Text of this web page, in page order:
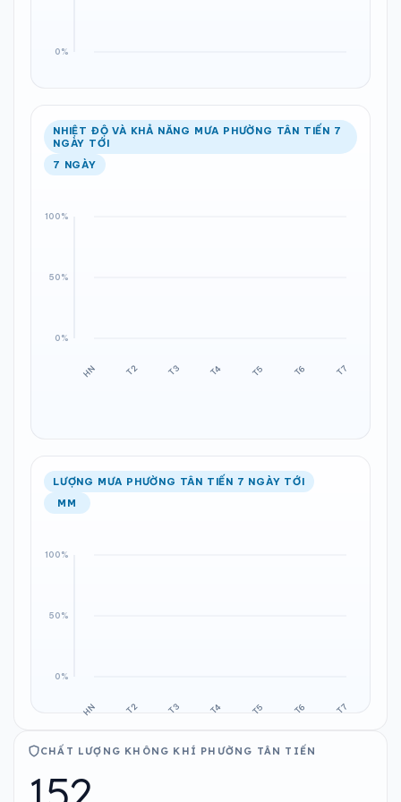
NHIỆT ĐỘ VÀ KHẢ NĂNG MƯA PHƯỜNG TÂN TIẾN 7
NGÀY TỚI
7 NGÀY
LƯỢNG MƯA PHƯỜNG TÂN TIẾN 7 NGÀY TỚI
MM
CHẤT LƯỢNG KHÔNG KHÍ PHƯỜNG TÂN TIẾN